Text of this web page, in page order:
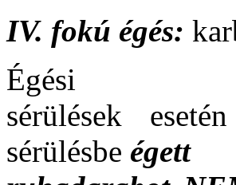
IV. fokú égés:
Égési
sérülések
sérülésbe égett